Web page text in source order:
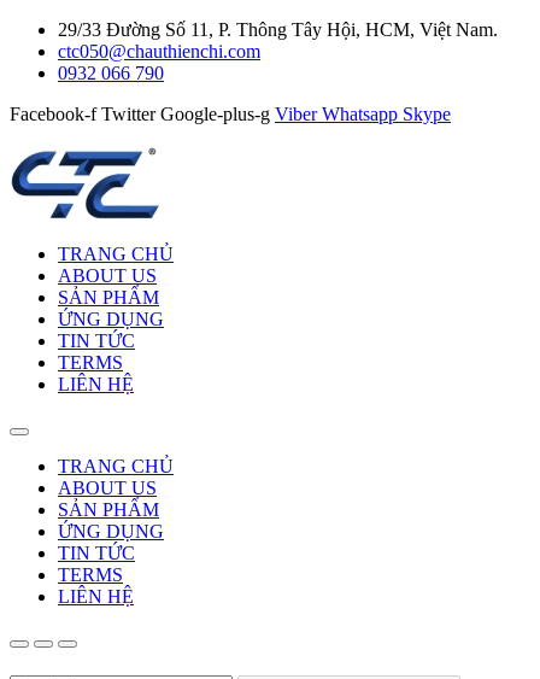
29/33 Đường Số 11, P. Thông Tây Hội, HCM, Việt Nam.
ctc050@chauthienchi.com
0932 066 790
Facebook-f Twitter Google-plus-g Viber Whatsapp Skype
TRANG CHỦ
ABOUT US
SẢN PHẨM
ỨNG DỤNG
TIN TỨC
TERMS
LIÊN HỆ
TRANG CHỦ
ABOUT US
SẢN PHẨM
ỨNG DỤNG
TIN TỨC
TERMS
LIÊN HỆ